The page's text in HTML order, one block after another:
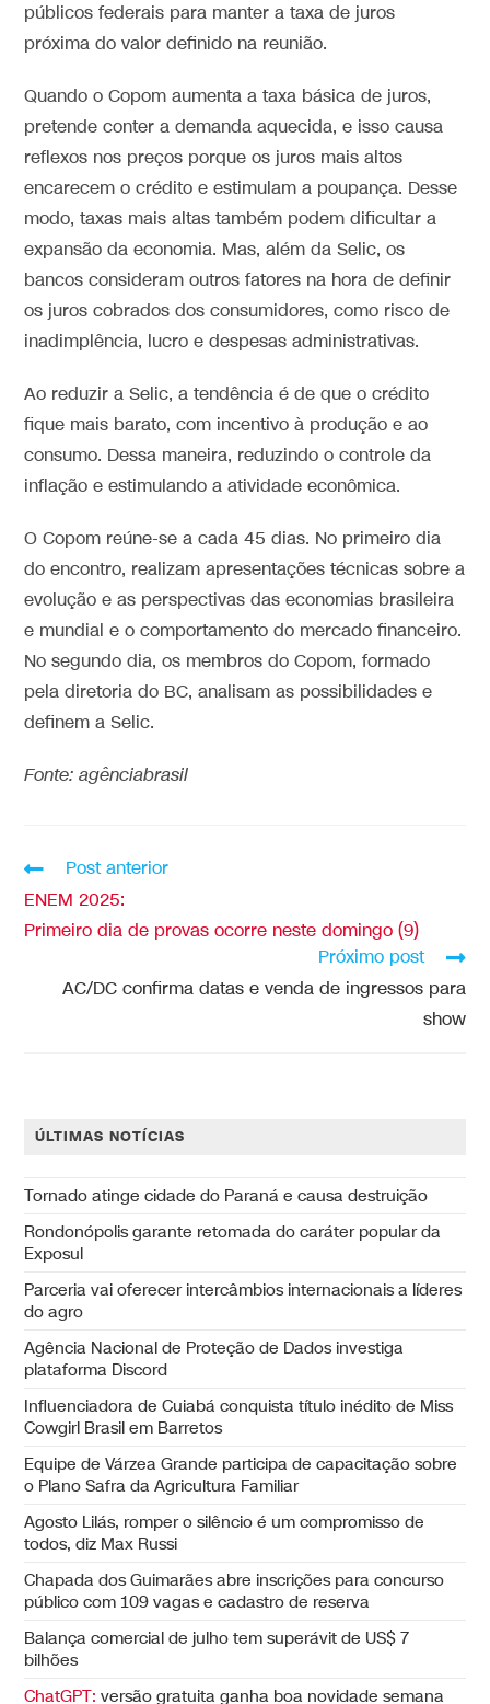
públicos federais para manter a taxa de juros
próxima do valor definido na reunião.
Quando o Copom aumenta a taxa básica de juros,
pretende conter a demanda aquecida, e isso causa
reflexos nos preços porque os juros mais altos
encarecem o crédito e estimulam a poupança. Desse
modo, taxas mais altas também podem dificultar a
expansão da economia. Mas, além da Selic, os
bancos consideram outros fatores na hora de definir
os juros cobrados dos consumidores, como risco de
inadimplência, lucro e despesas administrativas.
Ao reduzir a Selic, a tendência é de que o crédito
fique mais barato, com incentivo à produção e ao
consumo. Dessa maneira, reduzindo o controle da
inflação e estimulando a atividade econômica.
O Copom reúne-se a cada 45 dias. No primeiro dia
do encontro, realizam apresentações técnicas sobre a
evolução e as perspectivas das economias brasileira
e mundial e o comportamento do mercado financeiro.
No segundo dia, os membros do Copom, formado
pela diretoria do BC, analisam as possibilidades e
definem a Selic.
Fonte: agênciabrasil
Post anterior
ENEM 2025:
Primeiro dia de provas ocorre neste domingo (9)
Próximo post
AC/DC confirma datas e venda de ingressos para
show
ÚLTIMAS NOTÍCIAS
Tornado atinge cidade do Paraná e causa destruição
Rondonópolis garante retomada do caráter popular da
Exposul
Parceria vai oferecer intercâmbios internacionais a líderes
do agro
Agência Nacional de Proteção de Dados investiga
plataforma Discord
Influenciadora de Cuiabá conquista título inédito de Miss
Cowgirl Brasil em Barretos
Equipe de Várzea Grande participa de capacitação sobre
o Plano Safra da Agricultura Familiar
Agosto Lilás, romper o silêncio é um compromisso de
todos, diz Max Russi
Chapada dos Guimarães abre inscrições para concurso
público com 109 vagas e cadastro de reserva
Balança comercial de julho tem superávit de US$ 7
bilhões
ChatGPT: versão gratuita ganha boa novidade semana